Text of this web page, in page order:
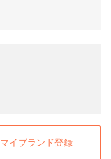
マイブランド登録